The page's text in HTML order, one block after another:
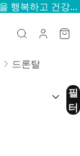
모든 반려동물 용품 20% 할인 — 반려동물을 행복하고 건강하게
드론탈
(선
필
터